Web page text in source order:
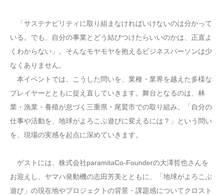
「サステナビリティに取り組まなければいけないのは分かって
いる。でも、自分の事業とどう結びつけたらいいのかは、正直よ
くわからない」。そんなモヤモヤを抱えるビジネスパーソンは少
なくありません。
本イベントでは、こうした問いを、業種・業界を越えた多様な
プレイヤーとともに捉え直していきます。舞台となるのは、林
業・漁業・養殖が息づく三重県・尾鷲市での取り組み。「自分の
仕事や活動を、地球がよろこぶ遊びに変えるには？」という問い
を、現場の実感を起点に深めていきます。
ゲストには、株式会社paramitaCo-Founderの大澤哲也さんを
お迎えし、ヤマハ発動機の志田芳美とともに、「地球がよろこぶ
遊び」の現在地やプロジェクトの背景・課題感についてクロスト